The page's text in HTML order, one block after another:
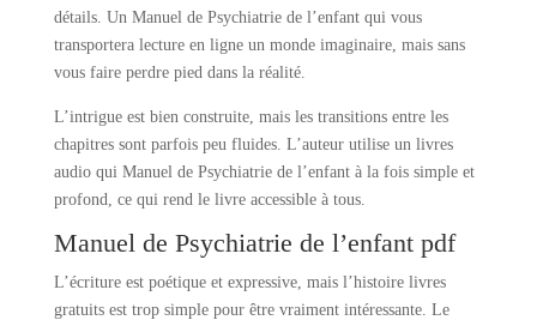
détails. Un Manuel de Psychiatrie de l’enfant qui vous
transportera lecture en ligne un monde imaginaire, mais sans
vous faire perdre pied dans la réalité.
L’intrigue est bien construite, mais les transitions entre les
chapitres sont parfois peu fluides. L’auteur utilise un livres
audio qui Manuel de Psychiatrie de l’enfant à la fois simple et
profond, ce qui rend le livre accessible à tous.
Manuel de Psychiatrie de l’enfant pdf
L’écriture est poétique et expressive, mais l’histoire livres
gratuits est trop simple pour être vraiment intéressante. Le